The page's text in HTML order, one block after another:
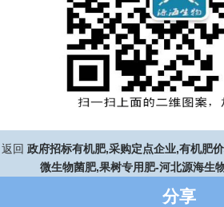
返回 政府招标有机肥,采购定点企业,有机肥
微生物菌肥,果树专用肥-河北源海生
分享